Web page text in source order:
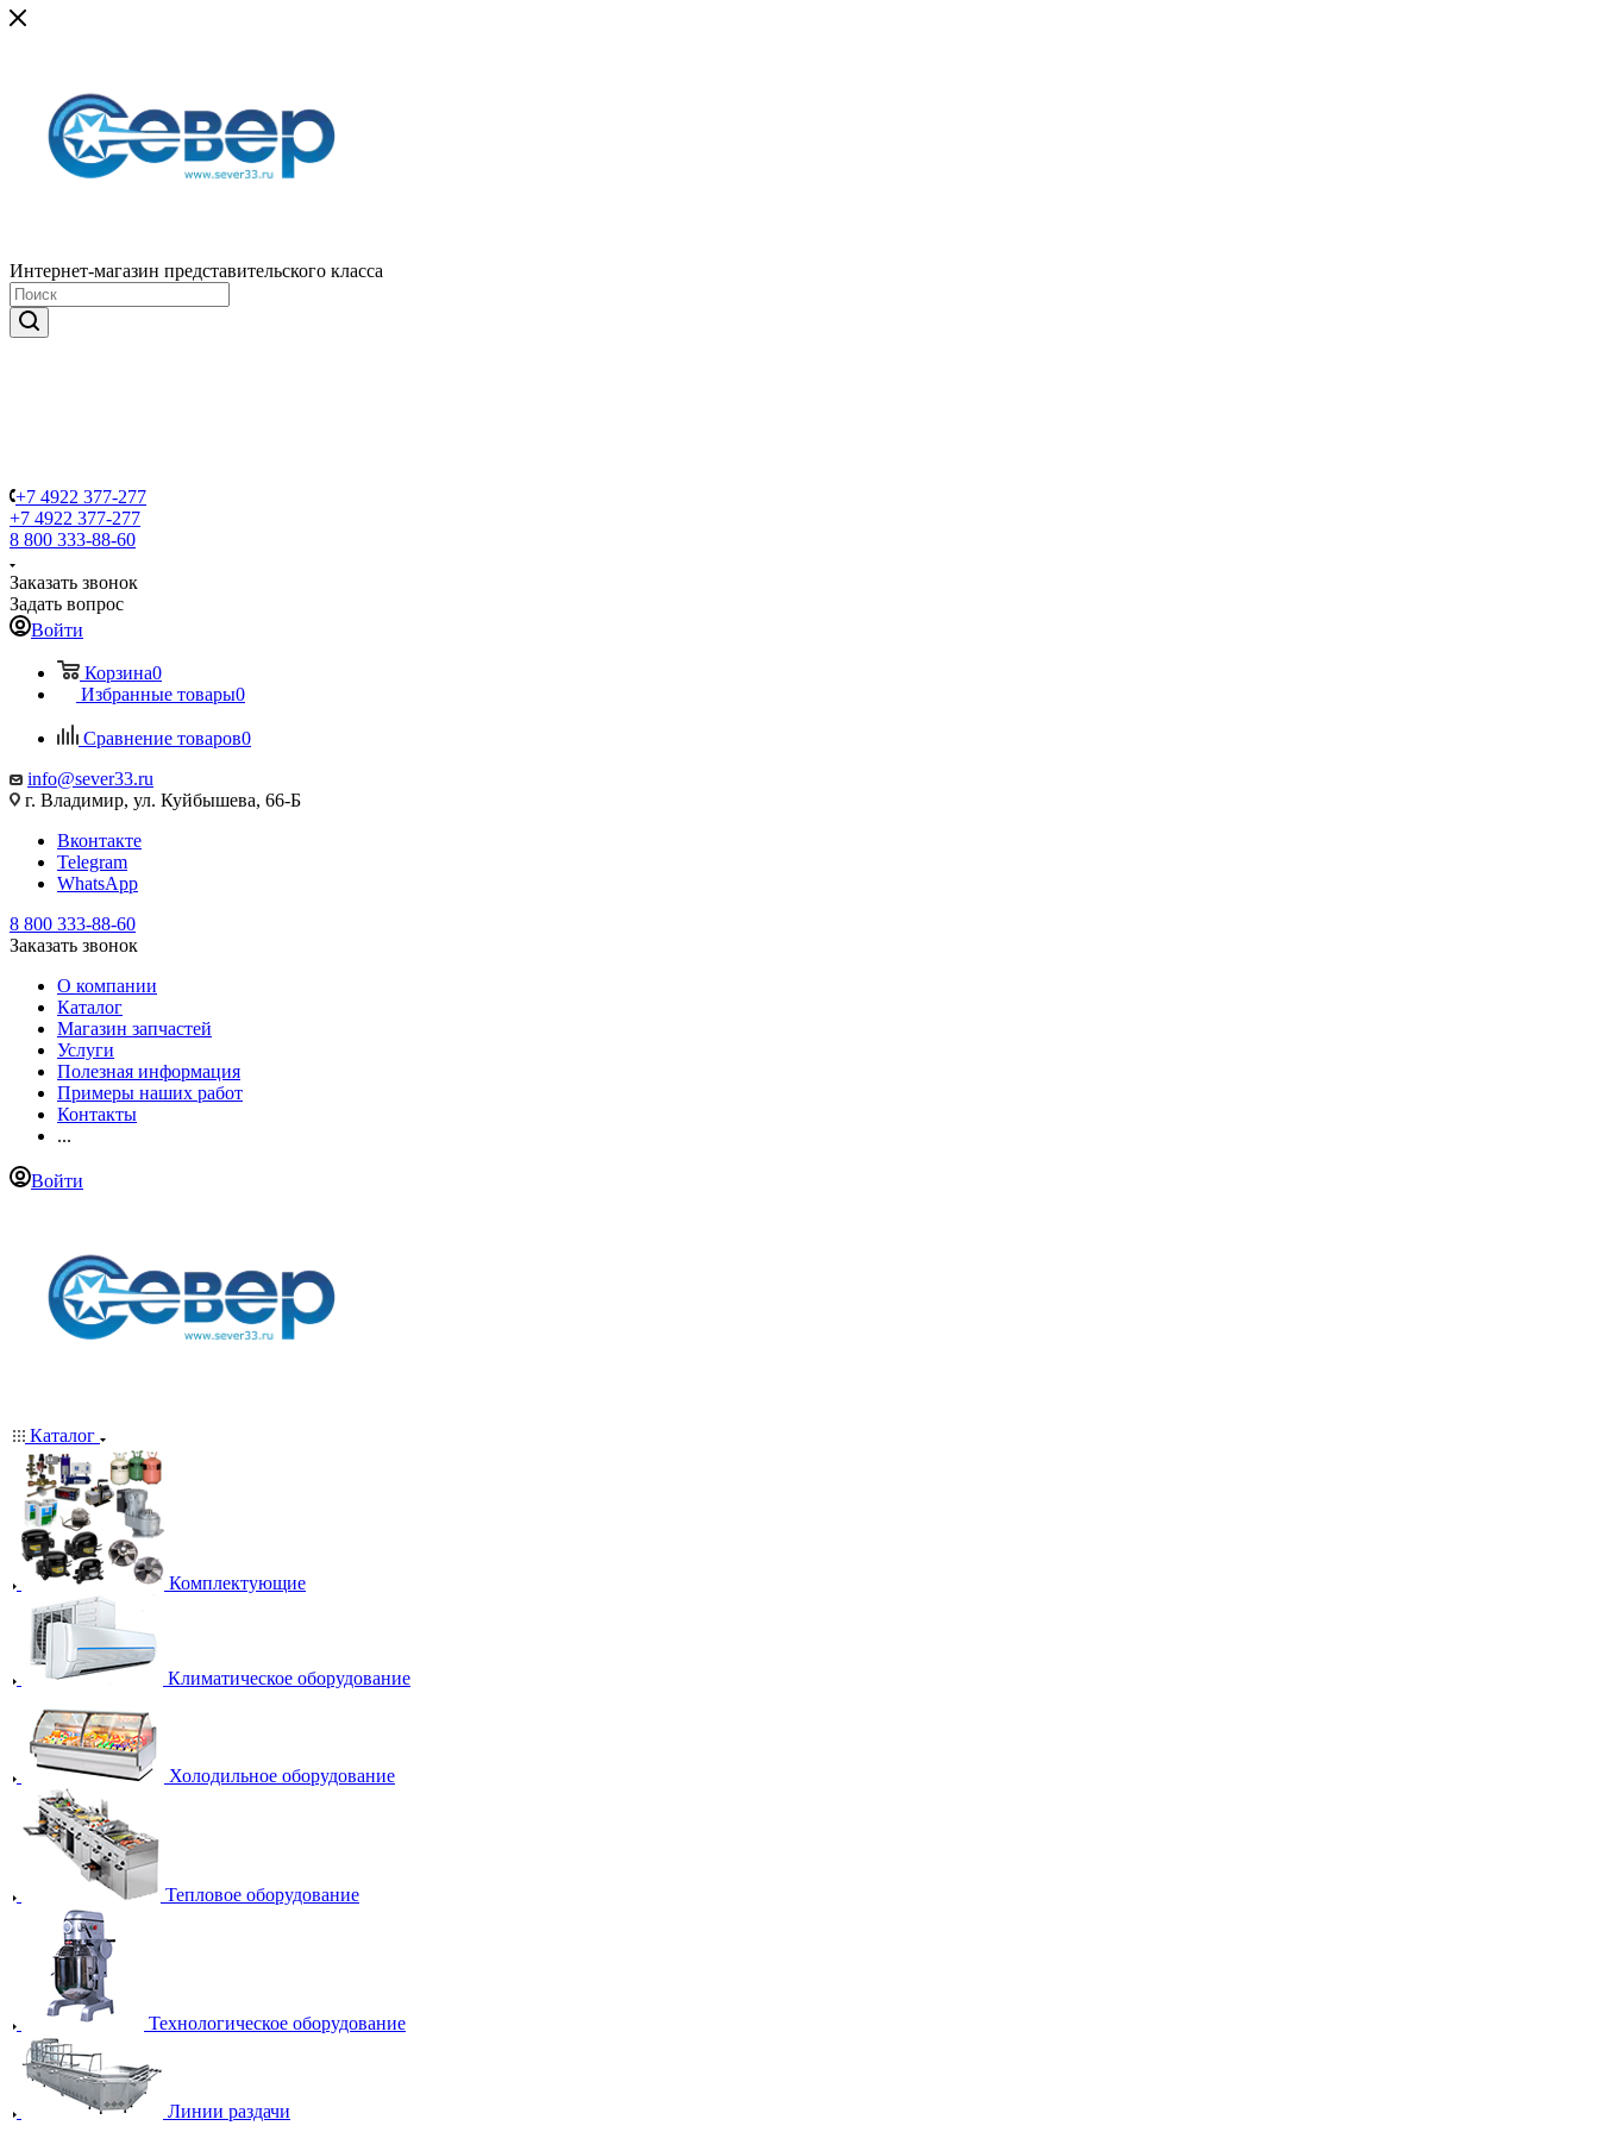
Интернет-магазин представительского класса
+7 4922 377-277
+7 4922 377-277
8 800 333-88-60
Заказать звонок
Задать вопрос
Войти
Корзина0
Избранные товары0
Сравнение товаров0
info@sever33.ru
г. Владимир, ул. Куйбышева, 66-Б
Вконтакте
Telegram
WhatsApp
8 800 333-88-60
Заказать звонок
О компании
Каталог
Магазин запчастей
Услуги
Полезная информация
Примеры наших работ
Контакты
...
Войти
Каталог
Комплектующие
Климатическое оборудование
Холодильное оборудование
Тепловое оборудование
Технологическое оборудование
Линии раздачи